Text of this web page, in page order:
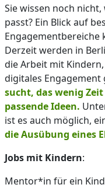
Sie wissen noch nicht,
passt? Ein Blick auf
Derzeit werden in
die Arbeit mit
digitales Engagement
sucht, das wenig
passende Ideen.
ist es auch möglich,
die Ausübung eines
Jobs mit Kindern:
Mentor*in für ein